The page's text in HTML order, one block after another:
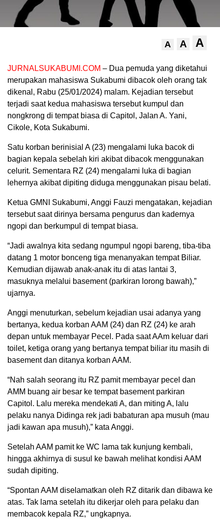
A A A
JURNALSUKABUMI.COM – Dua pemuda yang diketahui
merupakan mahasiswa Sukabumi dibacok oleh orang tak
dikenal, Rabu (25/01/2024) malam. Kejadian tersebut
terjadi saat kedua mahasiswa tersebut kumpul dan
nongkrong di tempat biasa di Capitol, Jalan A. Yani,
Cikole, Kota Sukabumi.
Satu korban berinisial A (23) mengalami luka bacok di
bagian kepala sebelah kiri akibat dibacok menggunakan
celurit. Sementara RZ (24) mengalami luka di bagian
lehernya akibat dipiting diduga menggunakan pisau belati.
Ketua GMNI Sukabumi, Anggi Fauzi mengatakan, kejadian
tersebut saat dirinya bersama pengurus dan kadernya
ngopi dan berkumpul di tempat biasa.
“Jadi awalnya kita sedang ngumpul ngopi bareng, tiba-tiba
datang 1 motor bonceng tiga menanyakan tempat Biliar.
Kemudian dijawab anak-anak itu di atas lantai 3,
masuknya melalui basement (parkiran lorong bawah),”
ujarnya.
Anggi menuturkan, sebelum kejadian usai adanya yang
bertanya, kedua korban AAM (24) dan RZ (24) ke arah
depan untuk membayar Pecel. Pada saat AAm keluar dari
toilet, ketiga orang yang bertanya tempat biliar itu masih di
basement dan ditanya korban AAM.
“Nah salah seorang itu RZ pamit membayar pecel dan
AMM buang air besar ke tempat basement parkiran
Capitol. Lalu mereka mendekati A, dan miting A, lalu
pelaku nanya Didinga rek jadi babaturan apa musuh (mau
jadi kawan apa musuh),” kata Anggi.
Setelah AAM pamit ke WC lama tak kunjung kembali,
hingga akhirnya di susul ke bawah melihat kondisi AAM
sudah dipiting.
“Spontan AAM diselamatkan oleh RZ ditarik dan dibawa ke
atas. Tak lama setelah itu dikerjar oleh para pelaku dan
membacok kepala RZ,” ungkapnya.